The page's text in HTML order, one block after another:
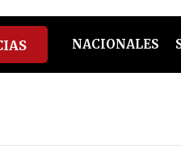
NACIONALES